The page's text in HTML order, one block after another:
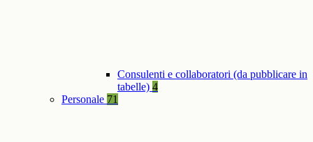
Consulenti e collaboratori (da pubblicare in
tabelle) 4
Personale 71